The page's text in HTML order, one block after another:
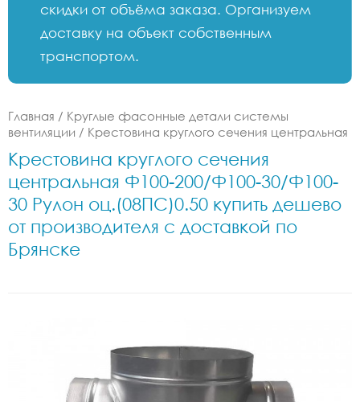
скидки от объёма заказа. Организуем
доставку на объект собственным
транспортом.
Главная / Круглые фасонные детали системы
вентиляции / Крестовина круглого сечения центральная
Крестовина круглого сечения
центральная Ф100-200/Ф100-30/Ф100-
30 Рулон оц.(08ПС)0.50 купить дешево
от производителя с доставкой по
Брянске